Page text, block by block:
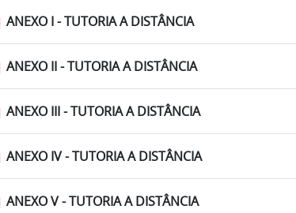
ANEXO I - TUTORIA A DISTÂNCIA
ANEXO II - TUTORIA A DISTÂNCIA
ANEXO III - TUTORIA A DISTÂNCIA
ANEXO IV - TUTORIA A DISTÂNCIA
ANEXO V - TUTORIA A DISTÂNCIA